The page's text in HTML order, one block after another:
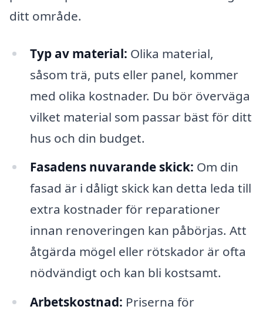
ditt område.
Typ av material: Olika material,
såsom trä, puts eller panel, kommer
med olika kostnader. Du bör överväga
vilket material som passar bäst för ditt
hus och din budget.
Fasadens nuvarande skick: Om din
fasad är i dåligt skick kan detta leda till
extra kostnader för reparationer
innan renoveringen kan påbörjas. Att
åtgärda mögel eller rötskador är ofta
nödvändigt och kan bli kostsamt.
Arbetskostnad: Priserna för